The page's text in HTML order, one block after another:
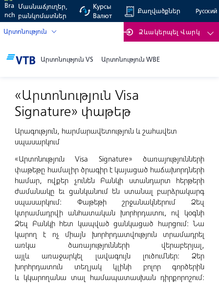
Մասնաճյուղեր,
բանկոմատներ
Курсы
Валют
Քաղվածքներ Русский
Արտոնություն Ձևակերպել Վարկ
Արտոնություն VS Արտոնություն WBE
Արտոնություն «Արտոնություն Visa Signature» փաթեթ
«Արտոնություն Visa
Signature» փաթեթ
Արագություն, հարմարավետություն և շահավետ
սպասարկում
«Արտոնություն Visa Signature» ծառայությունների
փաթեթը համալիր ծրագիր է կայացած հաճախորդների
համար, ովքեր չունեն Բանկի ստանդարտ հերթերի
ժամանակը եւ ցանկանում են ստանալ բարձրակարգ
սպասարկում: Փաթեթի շրջանակներում Ձեզ
կտրամադրվի անհատական խորհրդատու, ով կօգնի
Ձեզ Բանկի հետ կապված ցանկացած հարցում: Նա
կարող է ոչ միայն խորհրդատվություն տրամադրել
առկա ծառայությունների վերաբերյալ,
այլև առաջարկել լավագույն լուծումներ: Ձեր
խորհրդատուն տեղյակ կլինի բոլոր գործերին
և կկարողանա տալ համապատասխան դիրքորոշում: